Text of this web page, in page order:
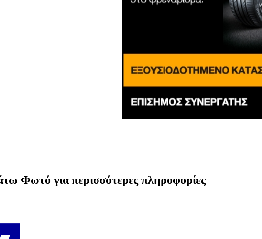
Φωτό για περισσότερες πληροφορίες